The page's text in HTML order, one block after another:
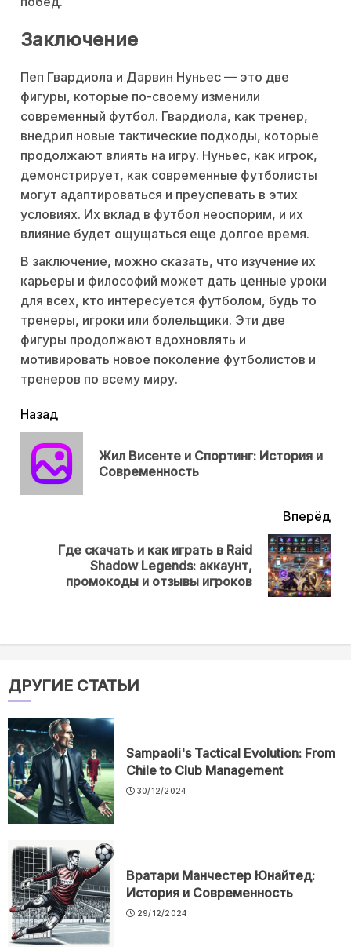
Заключение
Пеп Гвардиола и Дарвин Нуньес — это две
фигуры, которые по-своему изменили
современный футбол. Гвардиола, как тренер,
внедрил новые тактические подходы, которые
продолжают влиять на игру. Нуньес, как игрок,
демонстрирует, как современные футболисты
могут адаптироваться и преуспевать в этих
условиях. Их вклад в футбол неоспорим, и их
влияние будет ощущаться еще долгое время.
В заключение, можно сказать, что изучение их
карьеры и философий может дать ценные уроки
для всех, кто интересуется футболом, будь то
тренеры, игроки или болельщики. Эти две
фигуры продолжают вдохновлять и
мотивировать новое поколение футболистов и
тренеров по всему миру.
читать
еще
Назад
Жил Висенте и Спортинг: История и
Современность
Вперёд
Где скачать и как играть в Raid
Shadow Legends: аккаунт,
промокоды и отзывы игроков
ДРУГИЕ СТАТЬИ
Sampaoli's Tactical Evolution: From
Chile to Club Management
30/12/2024
Вратари Манчестер Юнайтед:
История и Современность
29/12/2024